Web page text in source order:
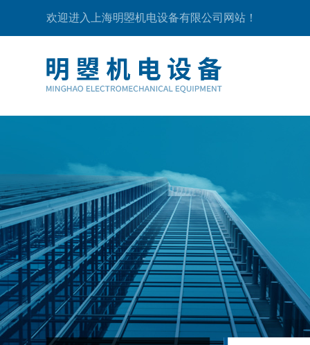
欢迎进入上海明曌机电设备有限公司网站！